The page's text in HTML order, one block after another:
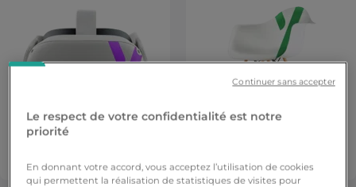
Formation 3D, Animation,
Le respect de votre confidentialité est notre
priorité
En donnant votre accord, vous acceptez l’utilisation de cookies
qui permettent la réalisation de statistiques de visites pour
Continuer sans accepter